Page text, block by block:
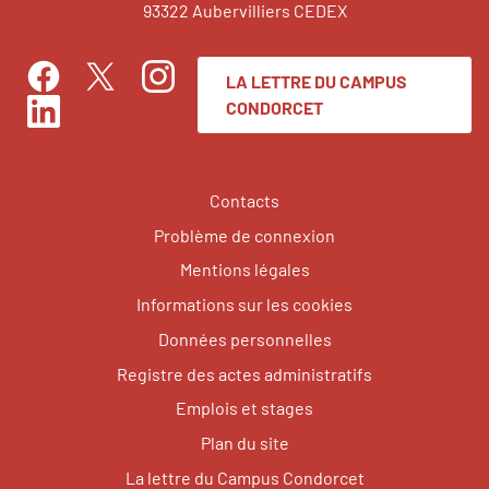
93322 Aubervilliers CEDEX
FacebookTwitterInstagram
LinkedIn
LA LETTRE DU CAMPUS
CONDORCET
Contacts
Problème de connexion
Mentions légales
Informations sur les cookies
Données personnelles
Registre des actes administratifs
Emplois et stages
Plan du site
La lettre du Campus Condorcet